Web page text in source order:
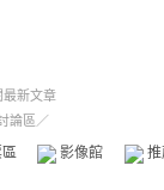
最新文章
論區／
影像館